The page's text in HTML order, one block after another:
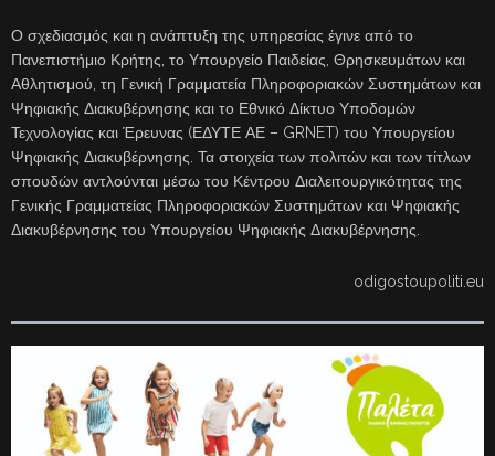
Ο σχεδιασμός και η ανάπτυξη της υπηρεσίας έγινε από το
Πανεπιστήμιο Κρήτης, το Υπουργείο Παιδείας, Θρησκευμάτων και
Αθλητισμού, τη Γενική Γραμματεία Πληροφοριακών Συστημάτων και
Ψηφιακής Διακυβέρνησης και το Εθνικό Δίκτυο Υποδομών
Τεχνολογίας και Έρευνας (ΕΔΥΤΕ ΑΕ – GRNET) του Υπουργείου
Ψηφιακής Διακυβέρνησης. Τα στοιχεία των πολιτών και των τίτλων
σπουδών αντλούνται μέσω του Κέντρου Διαλειτουργικότητας της
Γενικής Γραμματείας Πληροφοριακών Συστημάτων και Ψηφιακής
Διακυβέρνησης του Υπουργείου Ψηφιακής Διακυβέρνησης.
odigostoupoliti.eu